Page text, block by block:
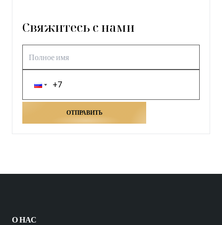
Свяжитесь с нами
ОТПРАВИТЬ
О НАС